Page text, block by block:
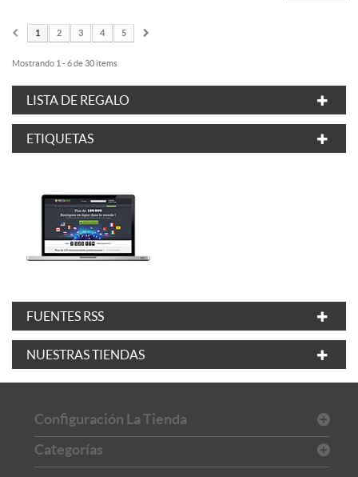
1 2 3 4 5
Mostrando 1 - 6 de 30 items
LISTA DE REGALO
ETIQUETAS
FUENTES RSS
NUESTRAS TIENDAS
Configuración La Tienda
Categorías